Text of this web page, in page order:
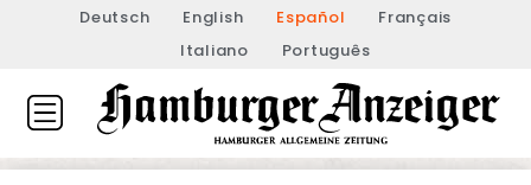
Deutsch English Español
Français
Italiano
Português